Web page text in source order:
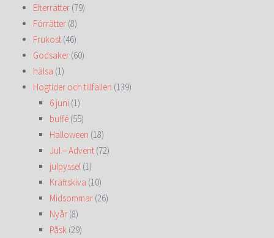
Efterrätter (79)
Förrätter (8)
Frukost (46)
Godsaker (60)
hälsa (1)
Högtider och tillfällen (139)
6 juni (1)
buffé (55)
Halloween (18)
Jul – Advent (72)
julpyssel (1)
Kräftskiva (10)
Midsommar (26)
Nyår (8)
Påsk (29)